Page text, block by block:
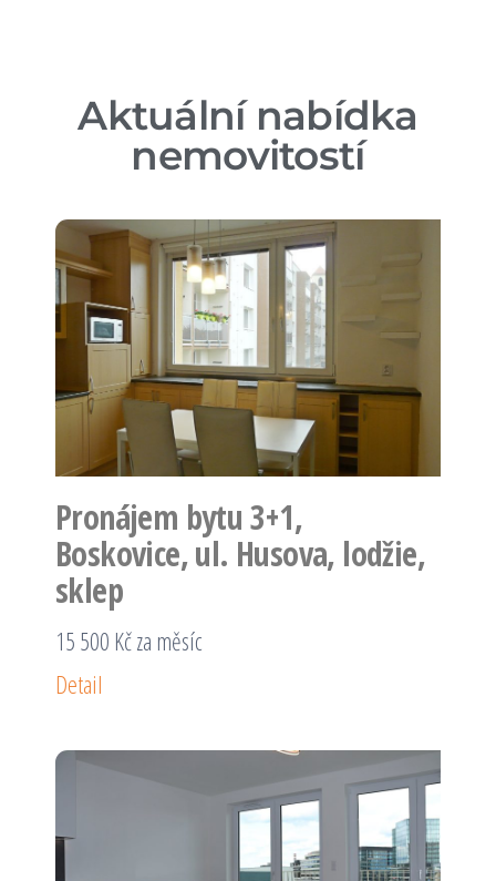
Aktuální nabídka
nemovitostí
Pronájem bytu 3+1,
Boskovice, ul. Husova, lodžie,
sklep
15 500 Kč za měsíc
Detail